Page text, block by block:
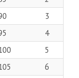
3
4
5
6